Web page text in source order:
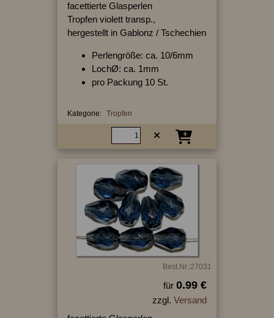
facettierte Glasperlen
Tropfen violett transp.,
hergestellt in Gablonz / Tschechien
Perlengröße: ca. 10/6mm
LochØ: ca. 1mm
pro Packung 10 St.
Kategorie: Tropfen
Best.Nr.:27031
für 0.99 €
zzgl. Versand